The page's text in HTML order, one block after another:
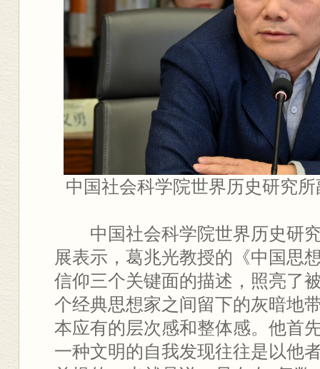
中国社会科学院世界历史研究
中国社会科学院世界历史研
展表示，葛兆光教授的《中国思
信仰三个关键面的描述，照亮了
个经典思想家之间留下的灰暗地
本应有的层次感和整体感。他首
一种文明的自我发现往往是以他